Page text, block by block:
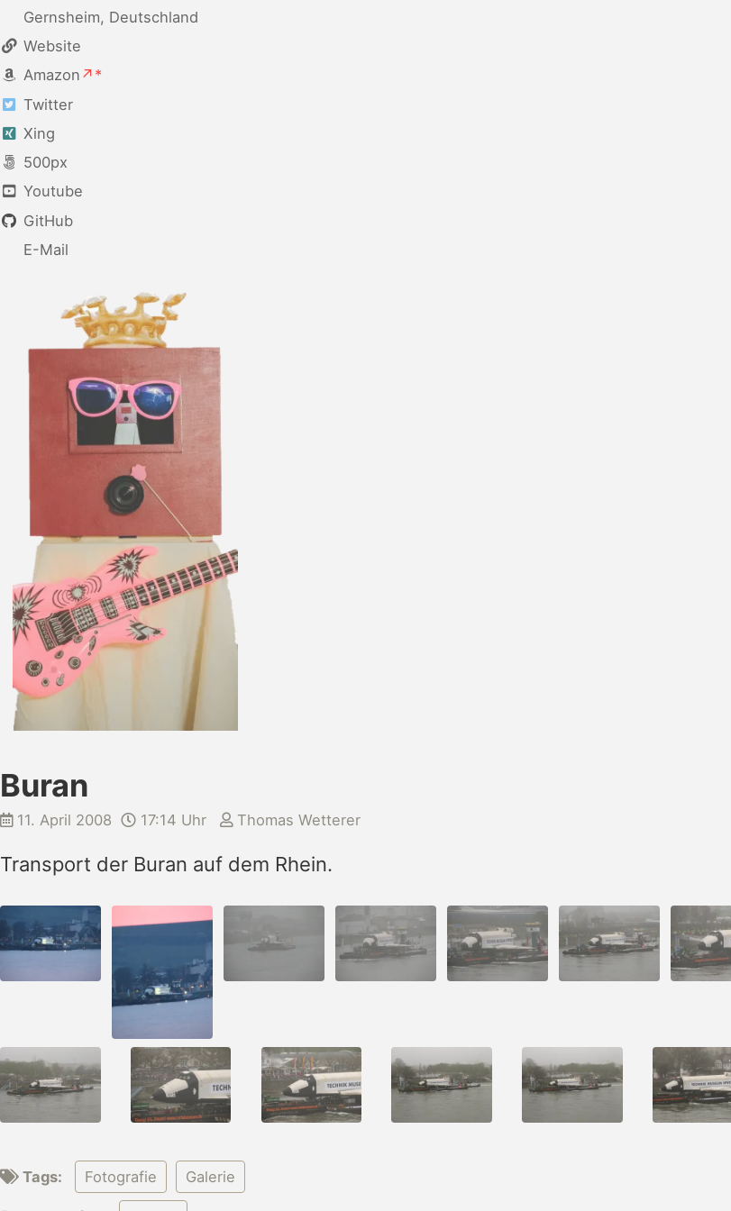
Gernsheim, Deutschland
Website
Amazon
Twitter
Xing
500px
Youtube
GitHub
E-Mail
Buran
11. April 2008 17:14 Uhr Thomas Wetterer
Transport der Buran auf dem Rhein.
Tags: Fotografie Galerie